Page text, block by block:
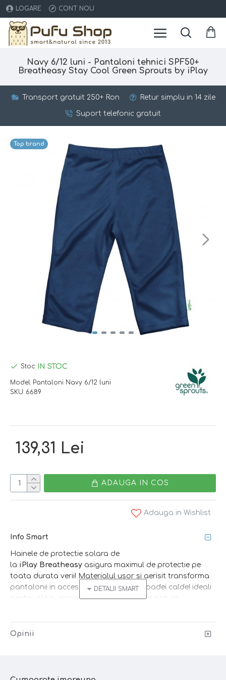
LOGARE CONT NOU
Navy 6/12 luni - Pantaloni tehnici SPF50+
Breatheasy Stay Cool Green Sprouts by iPlay
Transport gratuit 250+ Ron Retur simplu in 14 zile
Suport telefonic gratuit
Top brand
139,31 Lei
Stoc: IN STOC
Model: Pantaloni Navy 6/12 luni
SKU: 6689
ADAUGA IN COS
Adauga in Wishlist
Info Smart
Hainele de protectie solara de
la iPlay Breatheasy asigura maximul de protectie pe
toata durata verii! Materialul usor si aerisit transforma
pantalonii in accesoriul favorit al perioadei calde! ideali
pentru plaja, piscina, gradinita, joaca in natura.
Pentru protectie maxima hainele trebuie sa nu fie
Opinii